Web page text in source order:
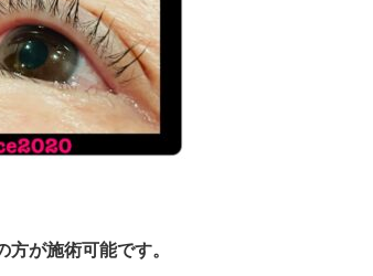
が施術可能です。